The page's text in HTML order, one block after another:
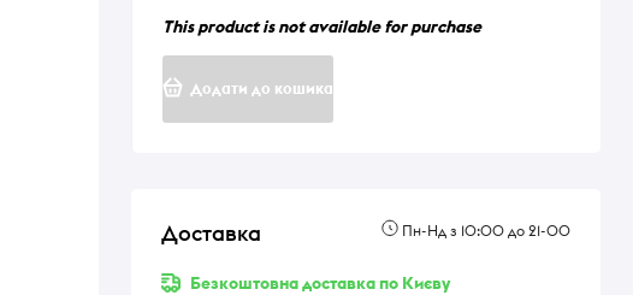
This product is not available for purchase
Додати до кошика
Доставка Пн-Нд з 10:00 до 21-00
Безкоштовна доставка по Києву